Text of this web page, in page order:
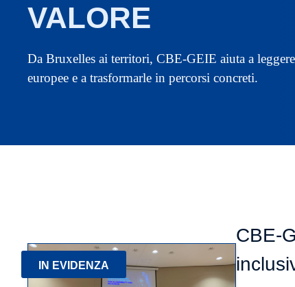
VALORE
Da Bruxelles ai territori, CBE-GEIE aiuta a
europee e a trasformarle in percorsi concreti.
IN EVIDENZA
CBE-